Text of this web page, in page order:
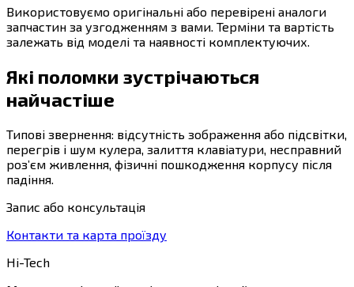
Використовуємо оригінальні або перевірені аналоги
запчастин за узгодженням з вами. Терміни та вартість
залежать від моделі та наявності комплектуючих.
Які поломки зустрічаються
найчастіше
Типові звернення: відсутність зображення або підсвітки,
перегрів і шум кулера, залиття клавіатури, несправний
роз’єм живлення, фізичні пошкодження корпусу після
падіння.
Запис або консультація
Контакти та карта проїзду
Hi-Tech